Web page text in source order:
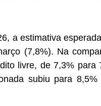
a estimativa
(7,8%). Na
livre, de 7,3% para
subiu para 8,5%